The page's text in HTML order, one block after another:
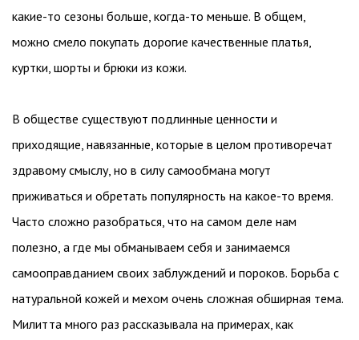
какие-то сезоны больше, когда-то меньше. В общем,
можно смело покупать дорогие качественные платья,
куртки, шорты и брюки из кожи.
В обществе существуют подлинные ценности и
приходящие, навязанные, которые в целом противоречат
здравому смыслу, но в силу самообмана могут
приживаться и обретать популярность на какое-то время.
Часто сложно разобраться, что на самом деле нам
полезно, а где мы обманываем себя и занимаемся
самооправданием своих заблуждений и пороков. Борьба с
натуральной кожей и мехом очень сложная обширная тема.
Милитта много раз рассказывала на примерах, как